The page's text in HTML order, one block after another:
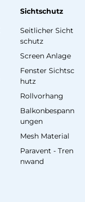
Sichtschutz
Seitlicher Sicht
schutz
Screen Anlage
Fenster Sichtsc
hutz
Rollvorhang
Balkonbespann
ungen
Mesh Material
Paravent - Tren
nwand